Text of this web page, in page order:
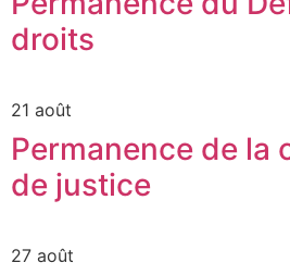
droits
21 août
Permanence de la
de justice
27 août